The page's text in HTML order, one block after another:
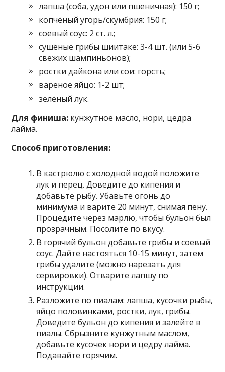
лапша (соба, удон или пшеничная): 150 г;
копчёный угорь/скумбрия: 150 г;
соевый соус: 2 ст. л.;
сушёные грибы шиитаке: 3-4 шт. (или 5-6
свежих шампиньонов);
ростки дайкона или сои: горсть;
вареное яйцо: 1-2 шт;
зелёный лук.
Для финиша: кунжутное масло, нори, цедра
лайма.
Способ приготовления:
В кастрюлю с холодной водой положите
лук и перец. Доведите до кипения и
добавьте рыбу. Убавьте огонь до
минимума и варите 20 минут, снимая пену.
Процедите через марлю, чтобы бульон был
прозрачным. Посолите по вкусу.
В горячий бульон добавьте грибы и соевый
соус. Дайте настояться 10-15 минут, затем
грибы удалите (можно нарезать для
сервировки). Отварите лапшу по
инструкции.
Разложите по пиалам: лапша, кусочки рыбы,
яйцо половинками, ростки, лук, грибы.
Доведите бульон до кипения и залейте в
пиалы. Сбрызните кунжутным маслом,
добавьте кусочек нори и цедру лайма.
Подавайте горячим.